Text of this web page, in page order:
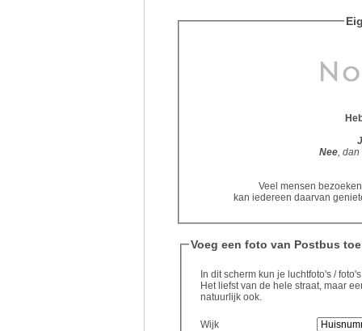
Nee, dan
Veel mensen
kan iedereen daarvan
Voeg een foto van Postbus toe
In dit scherm kun je luchtfoto's /
Het liefst van de hele straat, maar
natuurlijk ook.
Wijk